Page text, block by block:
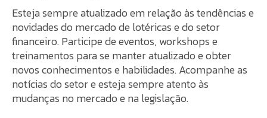
Esteja sempre atualizado em relação às tendências e
novidades do mercado de lotéricas e do setor
financeiro. Participe de eventos, workshops e
treinamentos para se manter atualizado e obter
novos conhecimentos e habilidades. Acompanhe as
notícias do setor e esteja sempre atento às
mudanças no mercado e na legislação.